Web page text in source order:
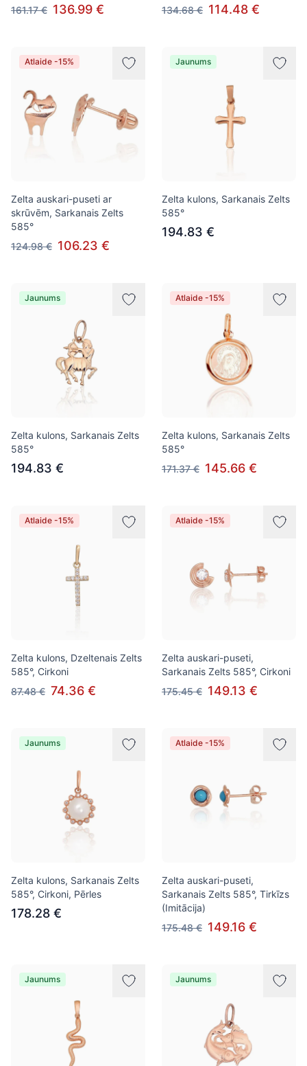
161.17 € 136.99 €
134.68 € 114.48 €
Atlaide -15%
Zelta auskari-puseti ar
skrūvēm, Sarkanais Zelts
585°
124.98 € 106.23 €
Jaunums
Zelta kulons, Sarkanais Zelts
585°
194.83 €
Jaunums
Zelta kulons, Sarkanais Zelts
585°
194.83 €
Atlaide -15%
Zelta kulons, Sarkanais Zelts
585°
171.37 € 145.66 €
Atlaide -15%
Zelta kulons, Dzeltenais Zelts
585°, Cirkoni
87.48 € 74.36 €
Atlaide -15%
Zelta auskari-puseti,
Sarkanais Zelts 585°, Cirkoni
175.45 € 149.13 €
Jaunums
Zelta kulons, Sarkanais Zelts
585°, Cirkoni, Pērles
178.28 €
Atlaide -15%
Zelta auskari-puseti,
Sarkanais Zelts 585°, Tirkīzs
(Imitācija)
175.48 € 149.16 €
Jaunums Jaunums